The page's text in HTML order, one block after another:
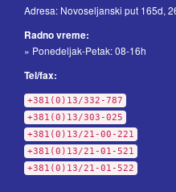
Adresa: Novoseljanski put 165d,
Radno vreme:
» Ponedeljak-Petak: 08-16h
Tel/fax:
+381(0)13/332-787
+381(0)13/303-025
+381(0)13/21-00-221
+381(0)13/21-01-521
+381(0)13/21-01-522